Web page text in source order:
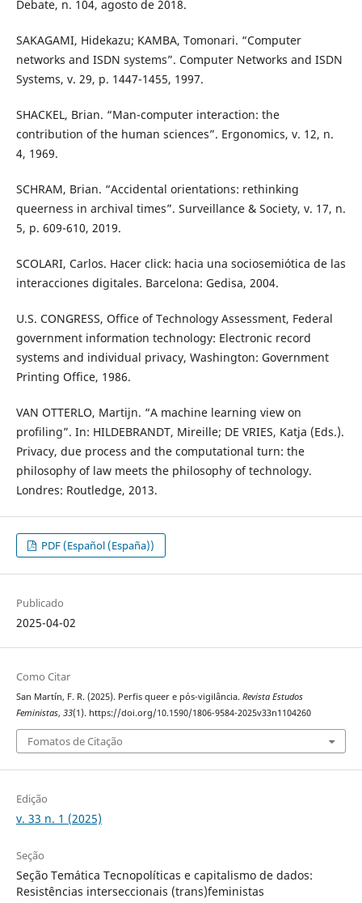
Debate, n. 104, agosto de 2018.
SAKAGAMI, Hidekazu; KAMBA, Tomonari. “Computer
networks and ISDN systems”. Computer Networks and ISDN
Systems, v. 29, p. 1447-1455, 1997.
SHACKEL, Brian. “Man-computer interaction: the
contribution of the human sciences”. Ergonomics, v. 12, n.
4, 1969.
SCHRAM, Brian. “Accidental orientations: rethinking
queerness in archival times”. Surveillance & Society, v. 17, n.
5, p. 609-610, 2019.
SCOLARI, Carlos. Hacer click: hacia una sociosemiótica de las
interacciones digitales. Barcelona: Gedisa, 2004.
U.S. CONGRESS, Office of Technology Assessment, Federal
government information technology: Electronic record
systems and individual privacy, Washington: Government
Printing Office, 1986.
VAN OTTERLO, Martijn. “A machine learning view on
profiling”. In: HILDEBRANDT, Mireille; DE VRIES, Katja (Eds.).
Privacy, due process and the computational turn: the
philosophy of law meets the philosophy of technology.
Londres: Routledge, 2013.
PDF (Español (España))
Publicado
2025-04-02
Como Citar
San Martín, F. R. (2025). Perfis queer e pós-vigilância. Revista Estudos
Feministas, 33(1). https://doi.org/10.1590/1806-9584-2025v33n1104260
Fomatos de Citação
Edição
v. 33 n. 1 (2025)
Seção
Seção Temática Tecnopolíticas e capitalismo de dados:
Resistências interseccionais (trans)feministas